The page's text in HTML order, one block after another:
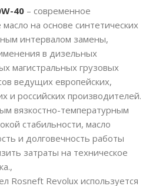
40 – современное
на основе синтетических
интервалом замены,
в дизельных
магистральных грузовых
ведущих европейских,
и российских производителей.
вязкостно-температурным
стабильности, масло
и долговечность работы
затраты на техническое
Rosneft Revolux используется